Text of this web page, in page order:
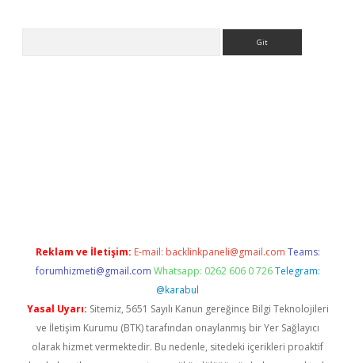
Reklam ve İletişim: E-mail: backlinkpaneli@gmail.com Teams:
forumhizmeti@gmail.com Whatsapp: 0262 606 0 726 Telegram:
@karabul
Yasal Uyarı: Sitemiz, 5651 Sayılı Kanun gereğince Bilgi Teknolojileri
ve İletişim Kurumu (BTK) tarafından onaylanmış bir Yer Sağlayıcı
olarak hizmet vermektedir. Bu nedenle, sitedeki içerikleri proaktif